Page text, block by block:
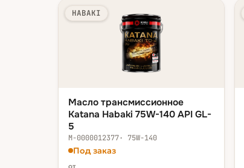
HABAKI
Масло трансмиссионное
Katana Habaki 75W-140 API GL-
5
М-0000012377· 75W-140
Под заказ
от